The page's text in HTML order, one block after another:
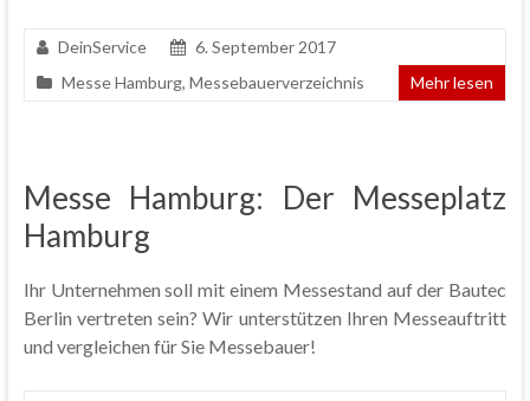
DeinService
6. September 2017
Messe Hamburg, Messebauerverzeichnis Mehr lesen
Messe Hamburg: Der Messeplatz
Hamburg
Ihr Unternehmen soll mit einem Messestand auf der Bautec
Berlin vertreten sein? Wir unterstützen Ihren Messeauftritt
und vergleichen für Sie Messebauer!